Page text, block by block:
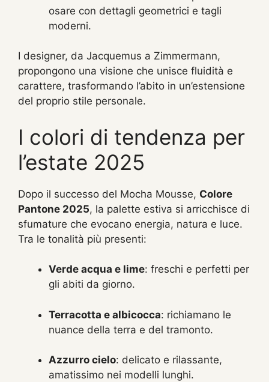
osare con dettagli geometrici e tagli
moderni.
I designer, da Jacquemus a Zimmermann,
propongono una visione che unisce fluidità e
carattere, trasformando l’abito in un’estensione
del proprio stile personale.
I colori di tendenza per
l’estate 2025
Dopo il successo del Mocha Mousse, Colore
Pantone 2025, la palette estiva si arricchisce di
sfumature che evocano energia, natura e luce.
Tra le tonalità più presenti:
Verde acqua e lime: freschi e perfetti per
gli abiti da giorno.
Terracotta e albicocca: richiamano le
nuance della terra e del tramonto.
Azzurro cielo: delicato e rilassante,
amatissimo nei modelli lunghi.